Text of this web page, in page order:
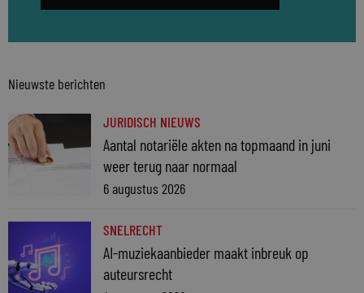
Nieuwste berichten
JURIDISCH NIEUWS
Aantal notariële akten na topmaand in juni
weer terug naar normaal
6 augustus 2026
SNELRECHT
AI-muziekaanbieder maakt inbreuk op
auteursrecht